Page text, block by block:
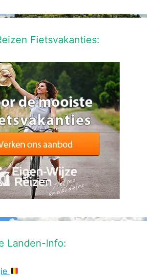
Fietsvakanties:
Landen-Info: